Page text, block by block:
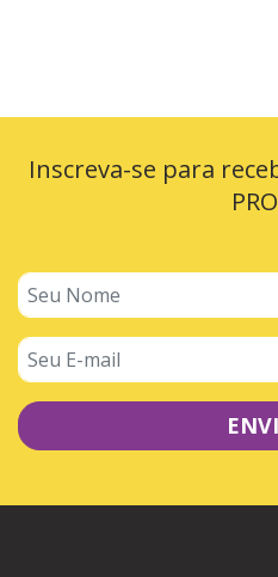
Inscreva-se para